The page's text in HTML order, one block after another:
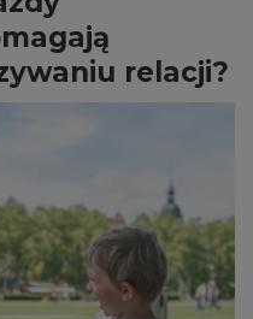
relacji?